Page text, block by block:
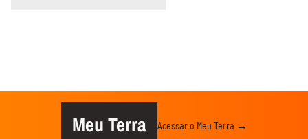
Meu Terra Acessar o Meu Terra →